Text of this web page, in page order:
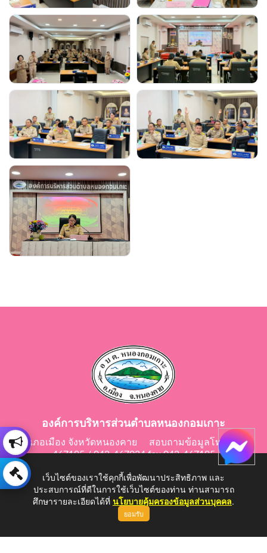
องค์การบริหารส่วนตำบลหนองกอมเกาะ
อำเภอเมือง จังหวัดหนองคาย สอบถามข้อมูลโทร 042-
467195 / 042-467024 fax 042-467195
E-Mail: saraban@nongkomkor.go.th
เว็บไซต์ของเราใช้คุกกี้เพื่อพัฒนาประสิทธิภาพ และ
ประสบการณ์ที่ดีในการใช้เว็บไซต์ของท่าน ท่านสามารถ
ศึกษารายละเอียดได้ที่ นโยบายคุ้มครองข้อมูลส่วนบุคคล.
ยอมรับ